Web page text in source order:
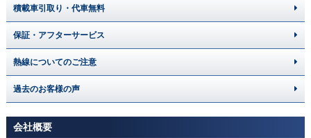
積載車引取り・代車無料
保証・アフターサービス
熱線についてのご注意
過去のお客様の声
会社概要